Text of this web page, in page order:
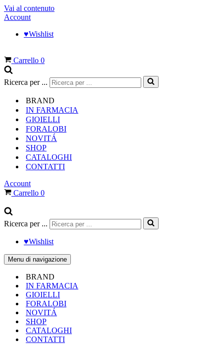
Vai al contenuto
Account
♥︎Wishlist
Carrello 0
Ricerca per ...
BRAND
IN FARMACIA
GIOIELLI
FORALOBI
NOVITÁ
SHOP
CATALOGHI
CONTATTI
Account
Carrello 0
Ricerca per ...
♥︎Wishlist
Menu di navigazione
BRAND
IN FARMACIA
GIOIELLI
FORALOBI
NOVITÁ
SHOP
CATALOGHI
CONTATTI